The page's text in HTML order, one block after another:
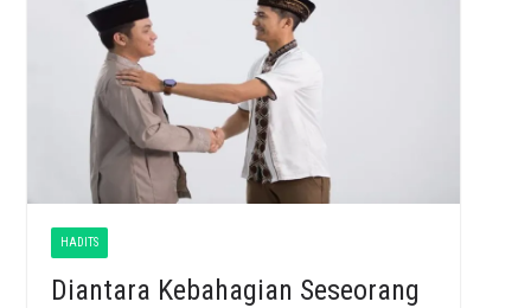
HADITS
Diantara Kebahagian Seseorang